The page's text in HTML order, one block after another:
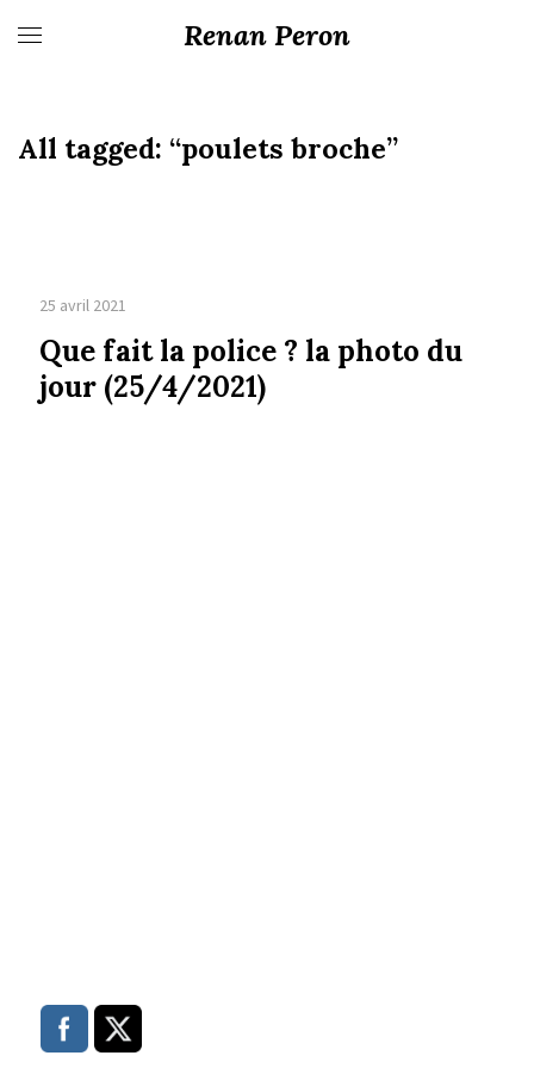
Renan Peron
All tagged: “poulets broche”
25 avril 2021
Que fait la police ? la photo du
jour (25/4/2021)